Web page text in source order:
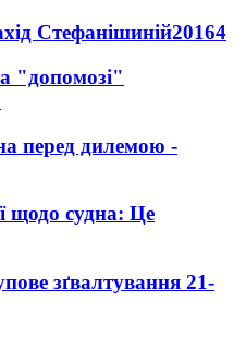
Стефанішиній20164
"допомозі"
перед дилемою -
щодо судна: Це
зґвалтування 21-